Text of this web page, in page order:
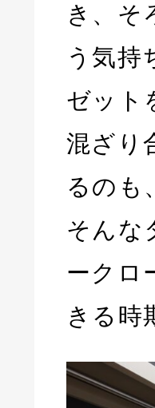
き、そ
う気持
ゼット
混ざり
るのも
そんな
ークロ
きる時